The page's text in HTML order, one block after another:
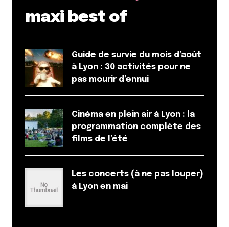
maxi best of
Guide de survie du mois d’août
à Lyon : 30 activités pour ne
pas mourir d’ennui
Cinéma en plein air à Lyon : la
programmation complète des
films de l’été
Les concerts (à ne pas louper)
à Lyon en mai